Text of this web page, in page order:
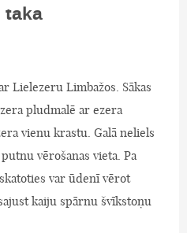
taka
Lielezeru Limbažos. Sākas
pludmalē ar ezera
vienu krastu. Galā neliels
vērošanas vieta. Pa
var ūdenī vērot
kaiju spārnu švīkstoņu